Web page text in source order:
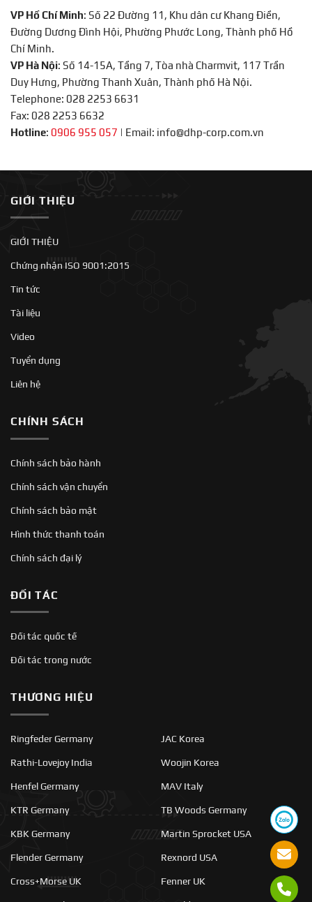
VP Hồ Chí Minh: Số 22 Đường 11, Khu dân cư Khang Điền,
Đường Dương Đình Hội, Phường Phước Long, Thành phố Hồ
Chí Minh.
VP Hà Nội: Số 14-15A, Tầng 7, Tòa nhà Charmvit, 117 Trần
Duy Hưng, Phường Thanh Xuân, Thành phố Hà Nội.
Telephone: 028 2253 6631
Fax: 028 2253 6632
Hotline: 0906 955 057 | Email: info@dhp-corp.com.vn
GIỚI THIỆU
GIỚI THIỆU
Chứng nhận ISO 9001:2015
Tin tức
Tài liệu
Video
Tuyển dụng
Liên hệ
CHÍNH SÁCH
Chính sách bảo hành
Chính sách vận chuyển
Chính sách bảo mật
Hình thức thanh toán
Chính sách đại lý
ĐỐI TÁC
Đối tác quốc tế
Đối tác trong nước
THƯƠNG HIỆU
Ringfeder Germany
Rathi-Lovejoy India
Henfel Germany
KTR Germany
KBK Germany
Flender Germany
Cross+Morse UK
JAC Korea
Woojin Korea
MAV Italy
TB Woods Germany
Martin Sprocket USA
Rexnord USA
Fenner UK